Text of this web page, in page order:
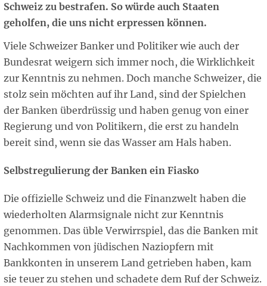
Schweiz zu bestrafen. So würde auch Staaten
geholfen, die uns nicht erpressen können.
Viele Schweizer Banker und Politiker wie auch der
Bundesrat weigern sich immer noch, die Wirklichkeit
zur Kenntnis zu nehmen. Doch manche Schweizer, die
stolz sein möchten auf ihr Land, sind der Spielchen
der Banken überdrüssig und haben genug von einer
Regierung und von Politikern, die erst zu handeln
bereit sind, wenn sie das Wasser am Hals haben.
Selbstregulierung der Banken ein Fiasko
Die offizielle Schweiz und die Finanzwelt haben die
wiederholten Alarmsignale nicht zur Kenntnis
genommen. Das üble Verwirrspiel, das die Banken mit
Nachkommen von jüdischen Naziopfern mit
Bankkonten in unserem Land getrieben haben, kam
sie teuer zu stehen und schadete dem Ruf der Schweiz.